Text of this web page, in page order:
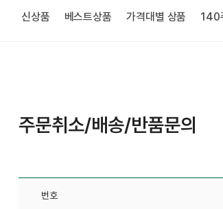
신상품 베스트상품 가격대별 상품 140
주문취소/배송/반품문의
번호